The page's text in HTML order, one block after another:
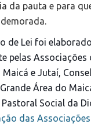
da pauta e para
de Lei foi elaborado
pelas Associações
e Jutaí,
Área do
Pastoral Social da
das